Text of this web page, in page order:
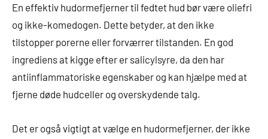
En effektiv hudormefjerner til fedtet hud bør være oliefri
og ikke-komedogen. Dette betyder, at den ikke
tilstopper porerne eller forværrer tilstanden. En god
ingrediens at kigge efter er salicylsyre, da den har
antiinflammatoriske egenskaber og kan hjælpe med at
fjerne døde hudceller og overskydende talg.
Det er også vigtigt at vælge en hudormefjerner, der ikke